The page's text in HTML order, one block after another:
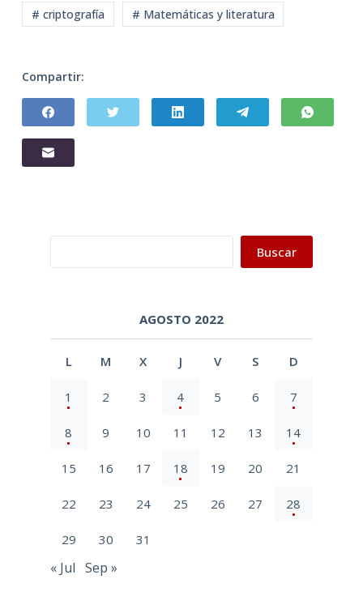
# criptografía # Matemáticas y literatura
Compartir:
Buscar
AGOSTO 2022
L M X J V S D
1 2 3 4 5 6 7
8 9 10 11 12 13 14
15 16 17 18 19 20 21
22 23 24 25 26 27 28
29 30 31
« Jul Sep »